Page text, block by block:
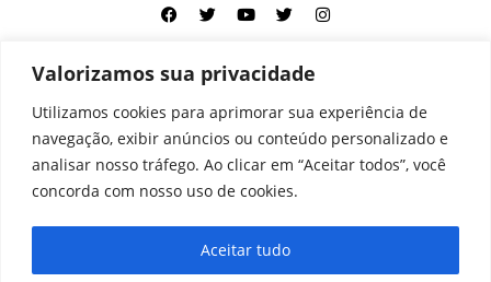
Valorizamos sua privacidade
Utilizamos cookies para aprimorar sua experiência de
navegação, exibir anúncios ou conteúdo personalizado e
analisar nosso tráfego. Ao clicar em “Aceitar todos”, você
concorda com nosso uso de cookies.
Aceitar tudo
Contato Home Aviso legal Configurações de cookies
Equipe Perfil Política de cookies Serviços